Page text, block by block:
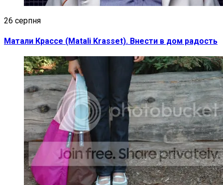
26 серпня
Матали Крассе (Matali Krasset). Внести в дом радость